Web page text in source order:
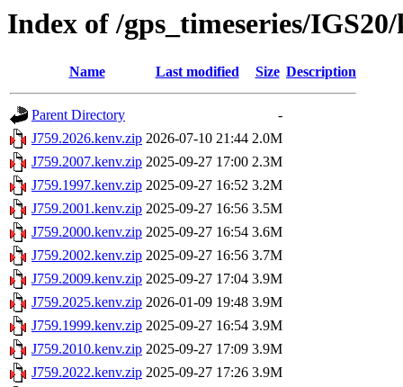
Index of /gps_timeseries/
Name Last modified Size Description
Parent Directory
-
J759.2026.kenv.zip 2026-07-10 21:44 2.0M
J759.2007.kenv.zip 2025-09-27 17:00 2.3M
J759.1997.kenv.zip 2025-09-27 16:52 3.2M
J759.2001.kenv.zip 2025-09-27 16:56 3.5M
J759.2000.kenv.zip 2025-09-27 16:54 3.6M
J759.2002.kenv.zip 2025-09-27 16:56 3.7M
J759.2009.kenv.zip 2025-09-27 17:04 3.9M
J759.2025.kenv.zip 2026-01-09 19:48 3.9M
J759.1999.kenv.zip 2025-09-27 16:54 3.9M
J759.2010.kenv.zip 2025-09-27 17:09 3.9M
J759.2022.kenv.zip 2025-09-27 17:26 3.9M